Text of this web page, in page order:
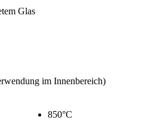
Glas
im Innenbereich)
850°C